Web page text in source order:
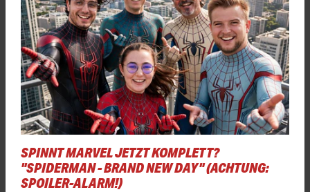
SPINNT MARVEL JETZT KOMPLETT?
"SPIDERMAN - BRAND NEW DAY" (ACHTUNG:
SPOILER-ALARM!)